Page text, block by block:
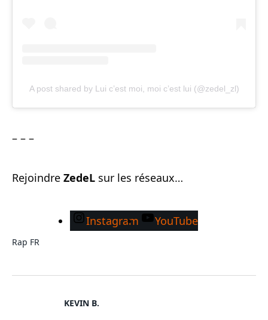
A post shared by Lui c’est moi, moi c’est lui (@zedel_zl)
– – –
Rejoindre ZedeL sur les réseaux…
Instagram YouTube
Rap FR
KEVIN B.